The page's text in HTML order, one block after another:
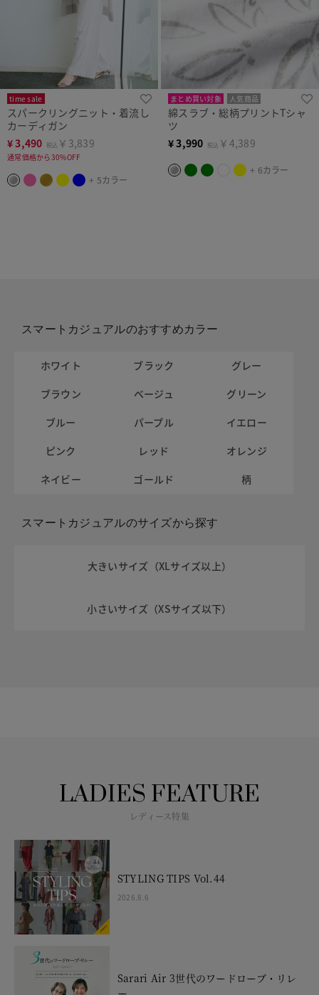
time sale
スパークリングニット・着流し
カーディガン
¥3,490 税込 ￥3,839
通常価格から30%OFF
+ 5カラー
まとめ買い対象 人気商品
綿スラブ・総柄プリントTシャ
ツ
¥3,990 税込 ￥4,389
+ 6カラー
スマートカジュアルのおすすめカラー
ホワイト ブラック
グレー
ブラウン
ベージュ
グリーン
ブルー
パープル
イエロー
ピンク
レッド
オレンジ
ネイビー
ゴールド 柄
スマートカジュアルのサイズから探す
大きいサイズ（XLサイズ以上）
小さいサイズ（XSサイズ以下）
LADIES FEATURE
レディース特集
STYLING TIPS Vol.44
2026.8.6
Sarari Air 3世代のワードローブ・リレ